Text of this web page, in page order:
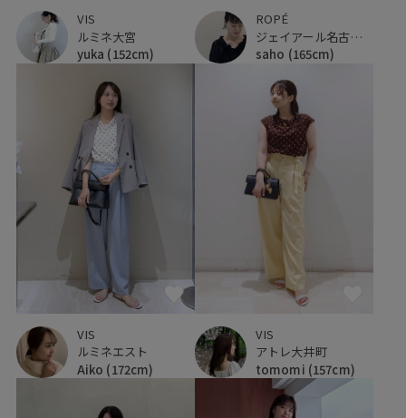
VIS
ルミネ大宮
yuka (152cm)
ROPÉ
ジェイアール名古屋タカシマヤ
saho (165cm)
VIS
ルミネエスト
Aiko (172cm)
VIS
アトレ大井町
tomomi (157cm)